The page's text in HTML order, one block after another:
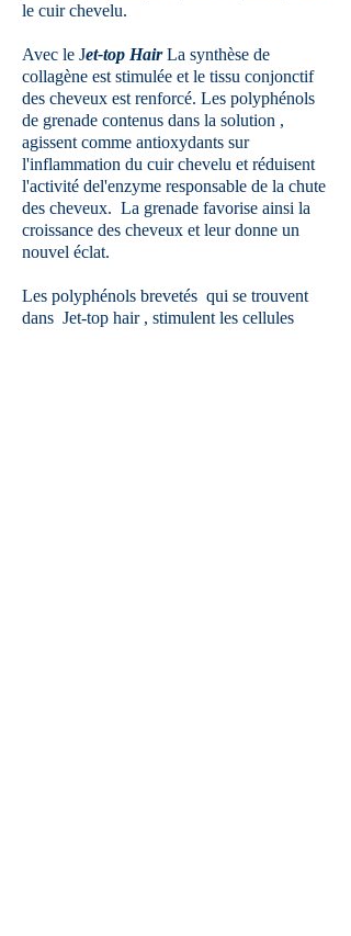
le cuir chevelu.
Avec le Jet-top HairLa synthèse de
collagène est stimulée et le tissu conjonctif
des cheveux est renforcé. Les polyphénols
de grenade contenus dans la solution ,
agissent comme antioxydants sur
l'inflammation du cuir chevelu et réduisent
l'activité del'enzyme responsable de la chute
des cheveux. La grenade favorise ainsi la
croissance des cheveux et leur donne un
nouvel éclat.
Les polyphénols brevetés qui se trouvent
dans Jet-top hair , stimulent les cellules